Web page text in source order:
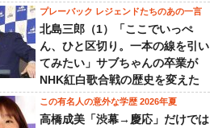
プレーバック レジェンドたちのあの一言
北島三郎（1）「ここでいっぺ
ん、ひと区切り。一本の線を引い
てみたい」サブちゃんの卒業が
NHK紅白歌合戦の歴史を変えた
この有名人の意外な学歴 2026年夏
高橋成美「渋幕→慶応」だけでは